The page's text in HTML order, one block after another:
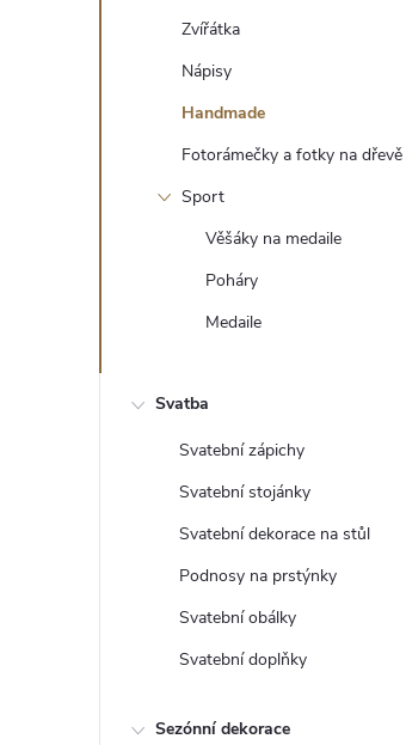
e
Zvířátka
Nápisy
Handmade
Fotorámečky a fotky na dřevě
Sport
Věšáky na medaile
Poháry
Medaile
Svatba
Svatební zápichy
Svatební stojánky
Svatební dekorace na stůl
Podnosy na prstýnky
Svatební obálky
Svatební doplňky
Sezónní dekorace